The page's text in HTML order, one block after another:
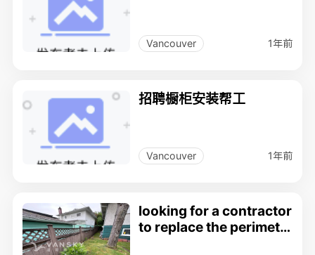
Vancouver 1年前
招聘橱柜安装帮工
Vancouver 1年前
looking for a contractor
to replace the perimete